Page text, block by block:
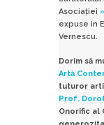
Asociaţiei
expuse in
Vernescu.
Dorim să
Artă
tuturor
Prof.
Onorific al